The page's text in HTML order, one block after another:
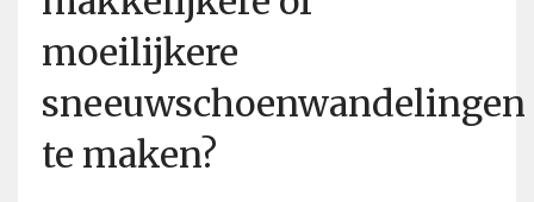
moeilijkere
sneeuwschoenwandelingen
te maken?